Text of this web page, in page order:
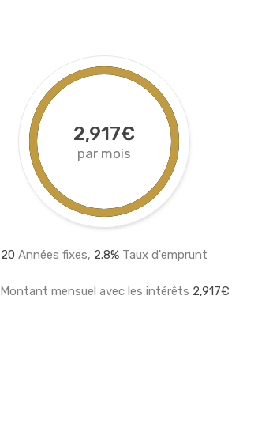
2,917€
par mois
20 Années fixes, 2.8%Taux d'emprunt
Montant mensuel avec les intérêts 2,917€